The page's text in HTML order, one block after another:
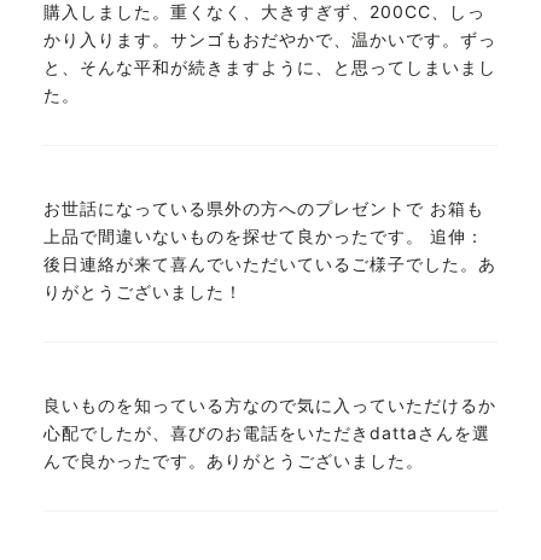
購入しました。重くなく、大きすぎず、200CC、しっ
かり入ります。サンゴもおだやかで、温かいです。ずっ
と、そんな平和が続きますように、と思ってしまいまし
た。
お世話になっている県外の方へのプレゼントで お箱も
上品で間違いないものを探せて良かったです。 追伸：
後日連絡が来て喜んでいただいているご様子でした。あ
りがとうございました！
良いものを知っている方なので気に入っていただけるか
心配でしたが、喜びのお電話をいただきdattaさんを選
んで良かったです。ありがとうございました。